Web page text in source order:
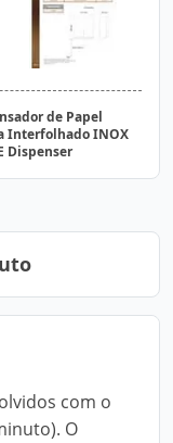
de Papel
Interfolhado INOX
Dispenser
com o
O